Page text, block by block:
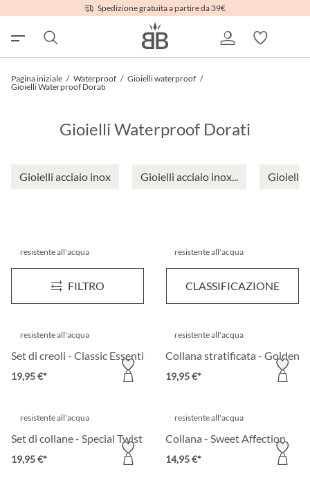
Spedizione gratuita a partire da 39€
Pagina iniziale / Waterproof / Gioielli waterproof /
Gioielli Waterproof Dorati
Gioielli Waterproof Dorati
Gioielli acciaio inox Gioielli acciaio inox... Gioielli
FILTRO CLASSIFICAZIONE
resistente all'acqua
Set di orecchini - Golden Spark
Novità
resistente all'acqua
Orecchini a pendente -
19,95 €*
resistente all'acqua
Set di creoli - Classic Essentials
19,95 €*
resistente all'acqua
Collana stratificata - Golden
19,95 €*
resistente all'acqua
Set di collane - Special Twist
19,95 €*
resistente all'acqua
Collana - Sweet Affection
14,95 €*